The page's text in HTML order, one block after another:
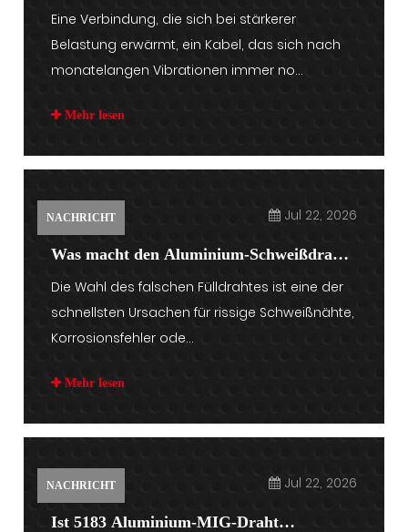
stabile elektrische Verbindungen
Eine Verbindung, die sich bei stärkerer
Belastung erwärmt, ein Kabel, das sich nach
monatelangen Vibrationen immer no...
Mehr lesen
NACHRICHT Jul 22, 2026
Was macht den Aluminium-Schweißdraht
ER5556 zu einer zuverlässigen Wahl für
hochwertige Schweißanwendungen?
Die Wahl des falschen Fülldrahtes ist eine der
schnellsten Ursachen für rissige Schweißnähte,
Korrosionsfehler ode...
Mehr lesen
NACHRICHT Jul 22, 2026
Ist 5183 Aluminium-MIG-Draht